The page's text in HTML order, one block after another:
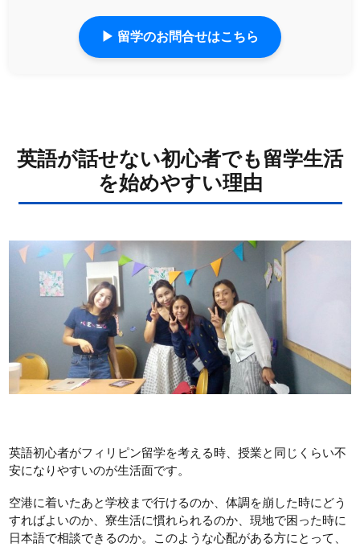
▶ 留学のお問合せはこちら
英語が話せない初心者でも留学生活
を始めやすい理由
英語初心者がフィリピン留学を考える時、授業と同じくらい不
安になりやすいのが生活面です。
空港に着いたあと学校まで行けるのか、体調を崩した時にどう
すればよいのか、寮生活に慣れられるのか、現地で困った時に
日本語で相談できるのか。このような心配がある方にとって、